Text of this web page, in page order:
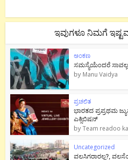
ಇವುಗಳೂ ನಿಮಗೆ
ಅಂಕಣ
ಸಮಸ್ಯೆಯೆಂದರೆ
by Manu Vaidya
ಪ್ರಚಲಿತ
ಭಾರತದ ಪ್ರಪ್ರಥಮ
ಎಕ್ಸಿಬಿಷನ್
byTeam readoo
Uncategorized
ವಲಸಿಗರಾರಲ್ಲ?,